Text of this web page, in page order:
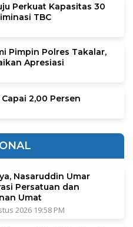
Perkuat Kapasitas 30
TBC
Pimpin Polres Takalar,
Apresiasi
2,00 Persen
Nasaruddin Umar
Persatuan dan
Umat
2026 19:58 PM